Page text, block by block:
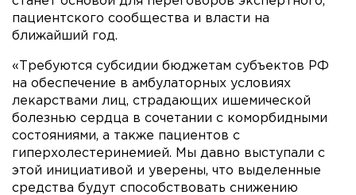
пациентского сообщества и власти на
ближайший год.
«Требуются субсидии бюджетам субъектов РФ
на обеспечение в амбулаторных условиях
лекарствами лиц, страдающих ишемической
болезнью сердца в сочетании с коморбидными
состояниями, а также пациентов с
гиперхолестеринемией. Мы давно выступали с
этой инициативой и уверены, что выделенные
средства будут способствовать снижению